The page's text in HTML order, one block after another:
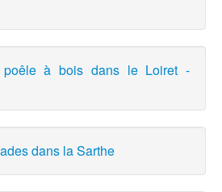
poêle à bois dans le Loiret -
dans la Sarthe